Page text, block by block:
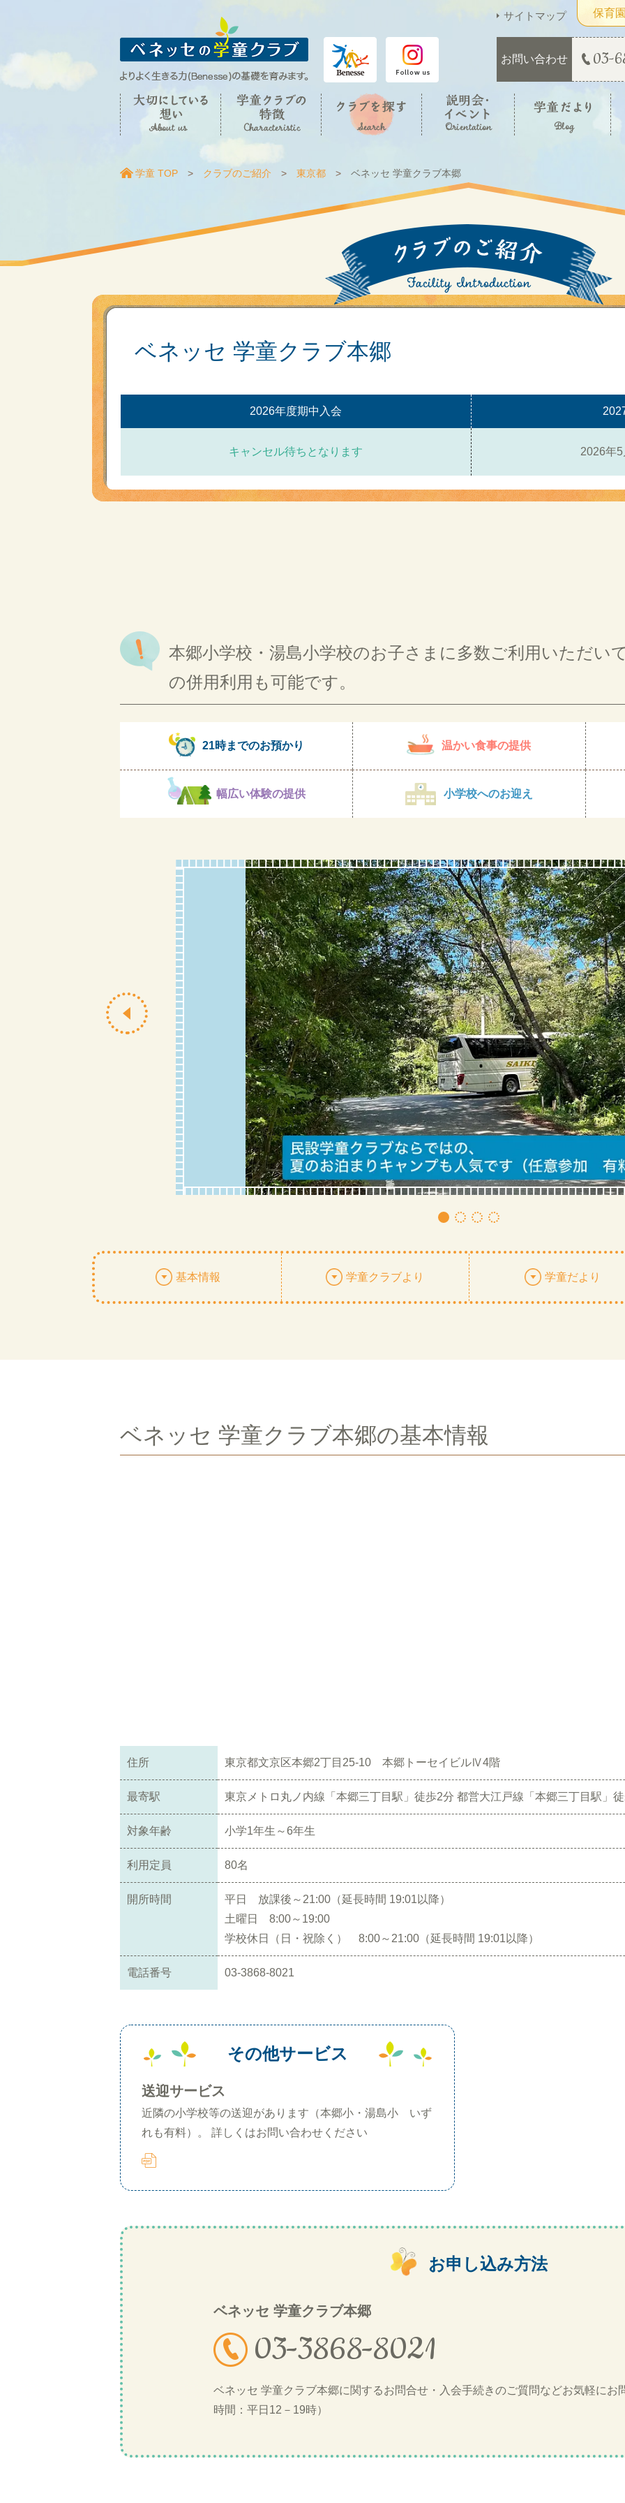
サイトマップ 保育
お問い合わせ 03-
学童 TOP クラブのご紹介 東京都 ベネッセ 学童クラブ本郷
ベネッセ 学童クラブ本郷
2026年度期中入会
キャンセル待ちとなります 2026年
本郷小学校・湯島小学校のお子さまに多数ご利用いただい
の併用利用も可能です。
21時までのお預かり 温かい食事の提供
幅広い体験の提供 小学校へのお迎え
基本情報 学童クラブより 学童だより
ベネッセ 学童クラブ本郷の基本情報
住所 東京都文京区本郷2丁目25-10 本郷トーセイビルⅣ4階
最寄駅 東京メトロ丸ノ内線「本郷三丁目駅」徒歩2分 都営大江戸線「本郷三丁目駅」
対象年齢 小学1年生～6年生
利用定員 80名
開所時間
平日 放課後～21:00（延長時間 19:01以降）
土曜日 8:00～19:00
学校休日（日・祝除く） 8:00～21:00（延長時間 19:01以降）
電話番号 03-3868-8021
その他サービス
送迎サービス
近隣の小学校等の送迎があります（本郷小・湯島小 いず
れも有料）。 詳しくはお問い合わせください
お申し込み方法
ベネッセ 学童クラブ本郷
03-3868-8021
ベネッセ 学童クラブ本郷に関するお問合せ・入会手続きのご質問などお気軽にお
時間：平日12－19時）